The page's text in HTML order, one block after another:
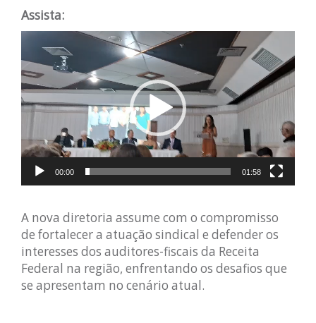
Assista:
Tocador
vídeo
00:00 01:58
A nova diretoria assume com o compromisso
de fortalecer a atuação sindical e defender os
interesses dos auditores-fiscais da Receita
Federal na região, enfrentando os desafios que
se apresentam no cenário atual.